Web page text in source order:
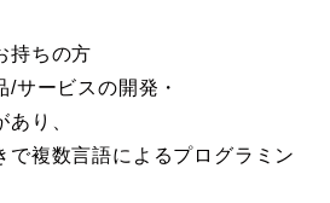
持ちの方
サービスの開発・
り、
で複数言語によるプログラミン